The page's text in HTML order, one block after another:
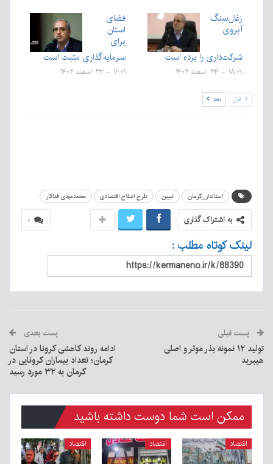
زغال‌سنگ
آبروی
شرکت‌داری را برده است
۱۸:۰۹ - ۲۴ اسفند ۱۴۰۲
فضای
استان
برای
سرمایه‌گذاری مثبت است
۱۶:۰۱ - ۲۳ اسفند ۱۴۰۲
قبل بعد
استاندار_کرمان تبیین طرح اصلاح اقتصادی محمدمهدی فداکار
۰ به اشتراک گذاری
لینک کوتاه مطلب :
پست قبلی
تولید ۱۲ نمونه بذر موثر و اصلی
هیبرید
پست بعدی
ادامه روند کاهشی کرونا در استان
کرمان؛ تعداد بیماران کرونایی در
کرمان به ۳۲ مورد رسید
ممکن است شما دوست داشته باشید
اقتصاد اقتصاد اقتصاد